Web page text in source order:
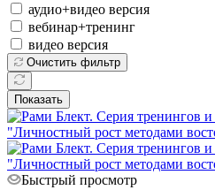
аудио+видео версия
вебинар+тренинг
видео версия
Очистить фильтр
Показать
Быстрый просмотр